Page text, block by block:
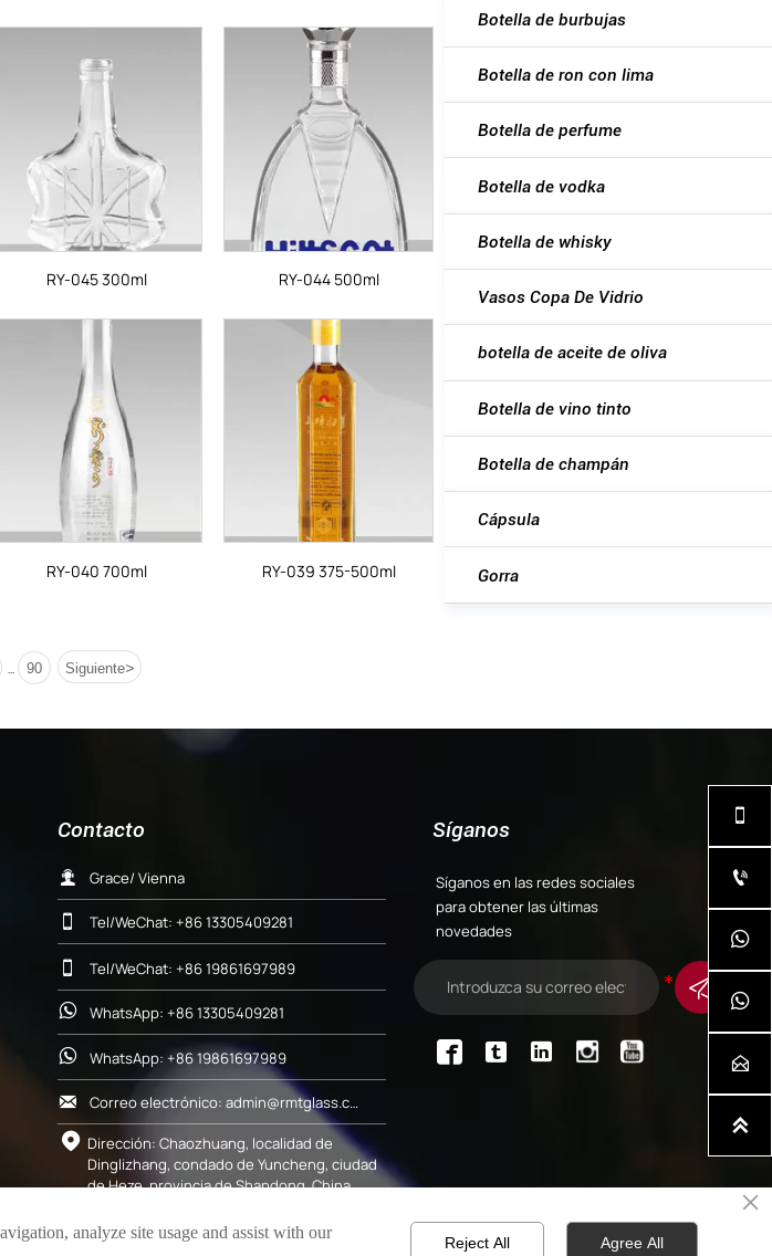
RY-045 300ml RY-044 500ml
RY-040 700ml RY-039 375-500ml
90 Siguiente>
Botella de burbujas
Botella de ron con lima
Botella de perfume
Botella de vodka
Botella de whisky
Vasos Copa De Vidrio
botella de aceite de oliva
Botella de vino tinto
Botella de champán
Cápsula
Gorra
Contacto
 Grace/ Vienna
 Tel/WeChat: +86 13305409281
 Tel/WeChat: +86 19861697989
 WhatsApp: +86 13305409281
 WhatsApp: +86 19861697989
 Correo electrónico: admin@rmtglass.com
 Dirección: Chaozhuang, localidad de
Dinglizhang, condado de Yuncheng, ciudad
de Heze, provincia de Shandong, China
Síganos
Síganos en las redes sociales
para obtener las últimas
novedades

  






×
analyze site usage and assist with our
Reject All Agree All